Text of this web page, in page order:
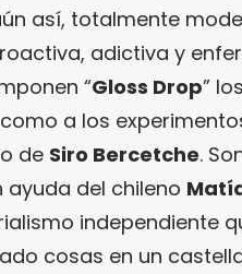
así, totalmente
adictiva y
“Gloss Drop”
como a los
de Siro Bercetche.
ayuda del chileno
independiente
cosas en un